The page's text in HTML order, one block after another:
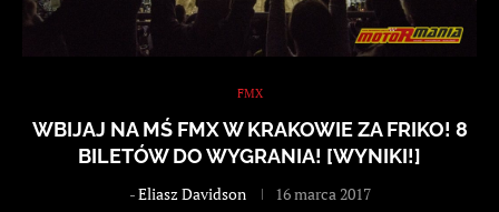
FMX
WBIJAJ NA MŚ FMX W KRAKOWIE ZA FRIKO! 8
BILETÓW DO WYGRANIA! [WYNIKI!]
-Eliasz Davidson 16 marca 2017